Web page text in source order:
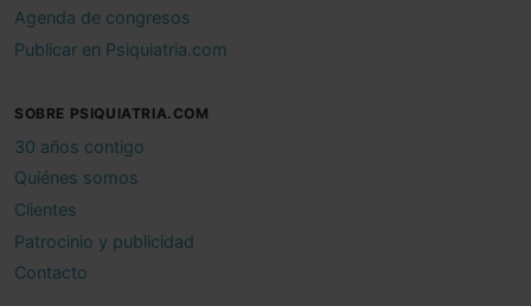
Agenda de congresos
Publicar en Psiquiatria.com
SOBRE PSIQUIATRIA.COM
30 años contigo
Quiénes somos
Clientes
Patrocinio y publicidad
Contacto